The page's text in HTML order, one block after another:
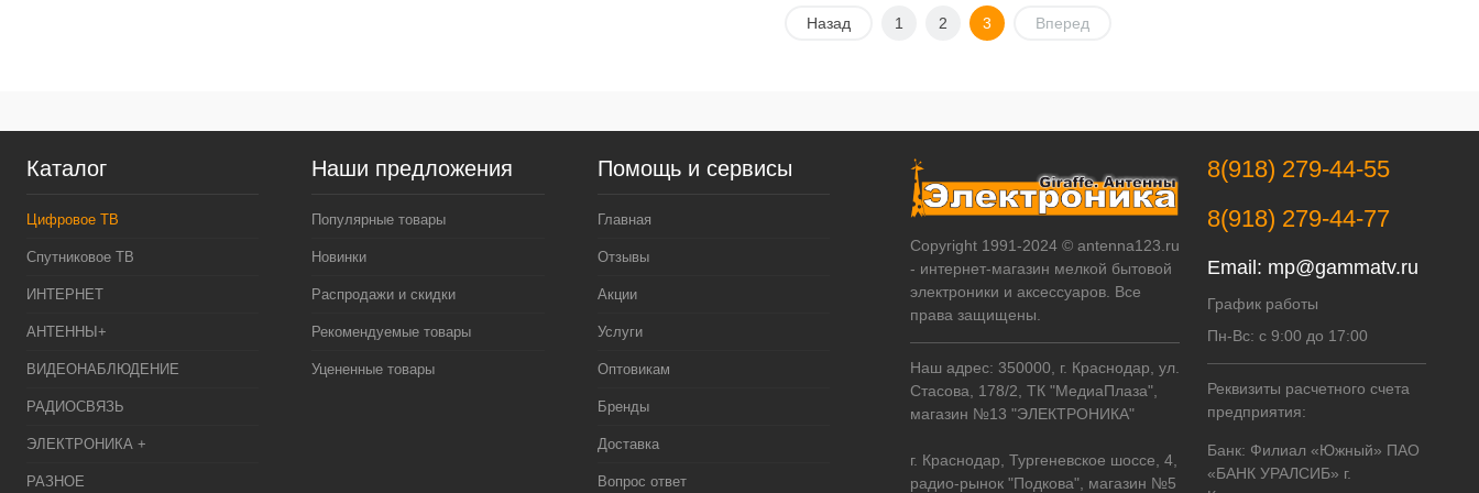
В избранное
Подписаться
В избранное
Назад 1 2 3 Вперед
Каталог
Цифровое ТВ
Спутниковое ТВ
ИНТЕРНЕТ
АНТЕННЫ+
ВИДЕОНАБЛЮДЕНИЕ
РАДИОСВЯЗЬ
ЭЛЕКТРОНИКА +
РАЗНОЕ
Наши предложения
Популярные товары
Новинки
Распродажи и скидки
Рекомендуемые товары
Уцененные товары
Помощь и сервисы
Главная
Отзывы
Акции
Услуги
Оптовикам
Бренды
Доставка
Вопрос ответ
Copyright 1991-2024 © antenna123.ru
- интернет-магазин мелкой бытовой
электроники и аксессуаров. Все
права защищены.
Наш адрес: 350000, г. Краснодар, ул.
Стасова, 178/2, ТК "МедиаПлаза",
магазин №13 "ЭЛЕКТРОНИКА"
г. Краснодар, Тургеневское шоссе, 4,
радио-рынок "Подкова", магазин №5
8(918) 279-44-55
8(918) 279-44-77
Email: mp@gammatv.ru
График работы
Пн-Вс: с 9:00 до 17:00
Реквизиты расчетного счета
предприятия:
Банк: Филиал «Южный» ПАО
«БАНК УРАЛСИБ» г.